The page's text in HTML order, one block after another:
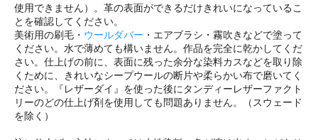
使用できません）。革の表面ができるだけきれいになっているこ
とを確認してください。
美術用の刷毛・ ウールダバー ・エアブラシ・霧吹きなどで塗って
ください。水で薄めても構いません。作品を完全に乾かしてくだ
さい。仕上げの前に、表面に残った余分な染料カスなどを取り除
くために、きれいなシープウールの断片や柔らかい布で磨いてく
ださい。『レザーダイ』を使った後にタンディーレザーファクト
リーのどの仕上げ剤を使用しても問題ありません。（スウェード
を除く）